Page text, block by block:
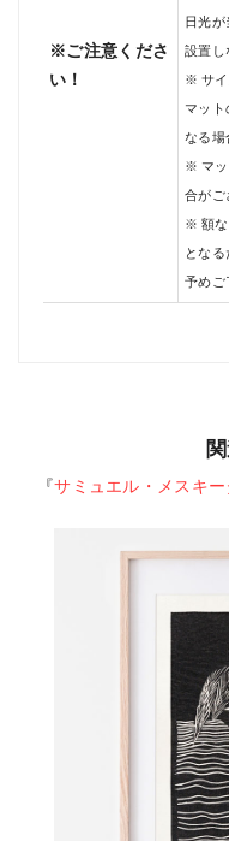
※ご注意くださ
い！
日光が
設置し
※ サイ
マッ
なる場
※ マッ
合がご
※ 額な
とな
予めご
『サミュエル・メスキー